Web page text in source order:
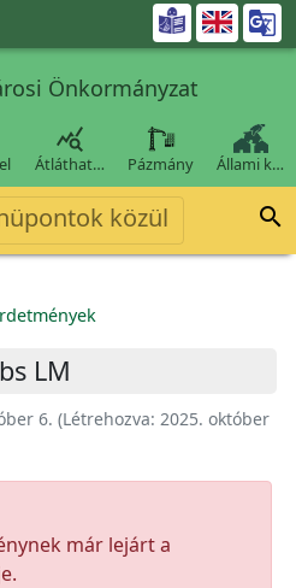

Önkormányzat

Átláthat… Pázmány Állami k…
közül 
LM
6. (Létrehozva: 2025. október
már lejárt a